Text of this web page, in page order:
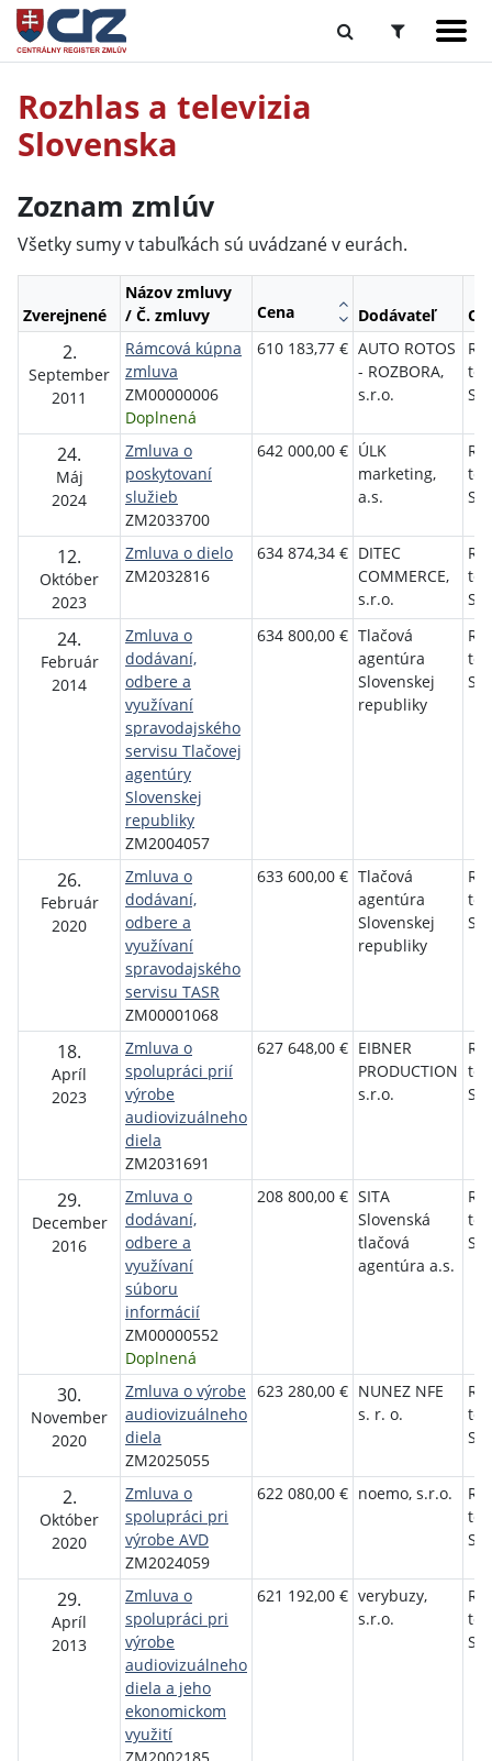
Rozhlas a televizia
Slovenska
Zoznam zmlúv
Všetky sumy v tabuľkách sú uvádzané v eurách.
Zverejnené
Názov zmluvy
/ Č. zmluvy
Cena Dodávateľ
2.
September
2011
Rámcová kúpna
zmluva
ZM00000006
Doplnená
610 183,77 € AUTO ROTOS
- ROZBORA,
s.r.o.
24.
Máj
2024
Zmluva o
poskytovaní
služieb
ZM2033700
642 000,00 € ÚLK
marketing,
a.s.
12.
Október
2023
Zmluva o dielo
ZM2032816
634 874,34 € DITEC
COMMERCE,
s.r.o.
24.
Február
2014
Zmluva o
dodávaní,
odbere a
využívaní
spravodajského
servisu Tlačovej
agentúry
Slovenskej
republiky
ZM2004057
634 800,00 € Tlačová
agentúra
Slovenskej
republiky
26.
Február
2020
Zmluva o
dodávaní,
odbere a
využívaní
spravodajského
servisu TASR
ZM00001068
633 600,00 € Tlačová
agentúra
Slovenskej
republiky
18.
Apríl
2023
Zmluva o
spolupráci prií
výrobe
audiovizuálneho
diela
ZM2031691
627 648,00 € EIBNER
PRODUCTION
s.r.o.
29.
December
2016
Zmluva o
dodávaní,
odbere a
využívaní
súboru
informácií
ZM00000552
Doplnená
208 800,00 € SITA
Slovenská
tlačová
agentúra a.s.
30.
November
2020
Zmluva o výrobe
audiovizuálneho
diela
ZM2025055
623 280,00 € NUNEZ NFE
s. r. o.
2.
Október
2020
Zmluva o
spolupráci pri
výrobe AVD
ZM2024059
622 080,00 € noemo, s.r.o.
29.
Apríl
2013
Zmluva o
spolupráci pri
výrobe
audiovizuálneho
diela a jeho
ekonomickom
využití
621 192,00 € verybuzy,
s.r.o.